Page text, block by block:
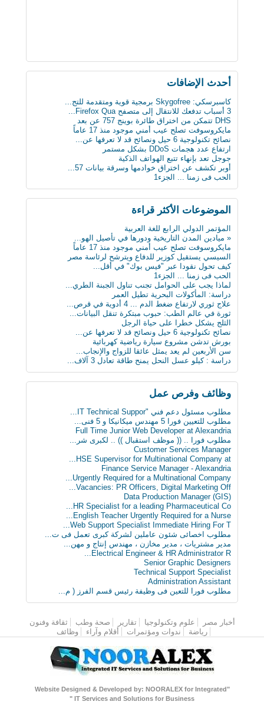
أحدث اﻹضافات
كاسبرسكي: Skygofree برمجية قوية ومتقدمة للتج...
3 أسباب تدفعك للانتقال إلى متصفح Firefox Qua...
DHS تتمكن من اختراق طائرة بوينج 757 عن بعد
مايكروسوفت تصلح عيب أمني موجود منذ 17 عاماً
نصائح تكنولوجية 6 حيل ونصائح قد لا تعرفها عن...
ارتفاع عدد هجمات DDoS بشكل مستمر
جوجل تعد بإنهاء تتبع الهواتف الذكية
أوبر تكشف عن اختراق خوادمها وسرقة بيانات 57...
الحب فى زمنا ... الجزء1
بعد 3 عقود عدد الروبوتات سيفوق تعداد البشر بن...
أول ساعة ذكية للمكفوفين.. تحسس الرسائل على ال...
كيف تعطّل تحديث فيس بوك الذي أزعج الجميع؟
دراسة : كيلو عسل النحل يمنح طاقة تعادل 3 آلاف...
سن الأربعين لم يعد يمثل عائقا للزواج والإنجاب...
ثورة في عالم الطب: حبوب مبتكرة تنقل البيانات...
علماء يابانيون يكشفون الرابط بين قلة النوم وا...
دماغك قد يقتلك بسبب السكر
8 حيل ذكية تجعل حياتك أسهل
« ميادين المدن التاريخية ودورها في تأصيل الهو...
ابتكار طبي يستخدم سائلا غير الدم لقياس مستوى...
دراسة: المأكولات البحرية تطيل العمر
البدناء أكثر سعادة من غيرهم!
الموضوعات اﻷكثر قراءة
المؤتمر الدولي الرابع للغة العربية
« ميادين المدن التاريخية ودورها في تأصيل الهو...
مايكروسوفت تصلح عيب أمني موجود منذ 17 عاماً
السيسي يستقيل كوزير للدفاع ويترشح لرئاسة مصر
كيف تحول نقودا عبر "فيس بوك" في أقل...
الحب فى زمنا ... الجزء1
لماذا يجب على الحوامل تجنب تناول الجبنة الطري...
دراسة: المأكولات البحرية تطيل العمر
علاج ثوري لارتفاع ضغط الدم ... 4 أدوية في قرص...
ثورة في عالم الطب: حبوب مبتكرة تنقل البيانات...
الثلج يشكل خطرا على حياة الرجل
نصائح تكنولوجية 6 حيل ونصائح قد لا تعرفها عن...
بورش تدشن مشروع سيارة رياضية كهربائية
سن الأربعين لم يعد يمثل عائقا للزواج والإنجاب...
دراسة : كيلو عسل النحل يمنح طاقة تعادل 3 آلاف...
وظائف وفرص عمل
مطلوب مسئول دعم فني "IT Technical Suppor...
مطلوب للتعيين فورا 5 مهندس ميكانيكا و 5 فنى...
Full Time Junior Web Developer at Alexandria
مطلوب‬ فورا .. (( موظف استقبال )) .. لكبرى شر...
Customer Services Manager
HSE Supervisor for Multinational Company at...
Finance Service Manager - Alexandria
Urgently Required for a Multinational Company...
Vacancies: PR Officers, Digital Marketing Off...
Data Production Manager (GIS)
HR Specialist for a leading Pharmaceutical Co...
English Teacher Urgently Required for a Nurse...
Web Support Specialist Immediate Hiring For T...
مطلوب اخصائى شئون عاملين لشركة كبرى تعمل فى ت...
مدير مشتريات ، مدير مخازن ، مهندس إنتاج و مهن...
Electrical Engineer & HR Administrator R...
Senior Graphic Designers
Technical Support Specialist
Administration Assistant
مطلوب فورا للتعين فى وظيفة رئيس قسم الفرز ( م...
القائمة الرئيسية
أخبار مصر علوم وتكنولوجيا تقارير صحة وطب
ثقافة وفنون
رياضة
ندوات ومؤتمرات أقلام وآراء وظائف
"Website Designed & Developed by: NOORALEX for Integrated
IT Services and Solutions for Business "